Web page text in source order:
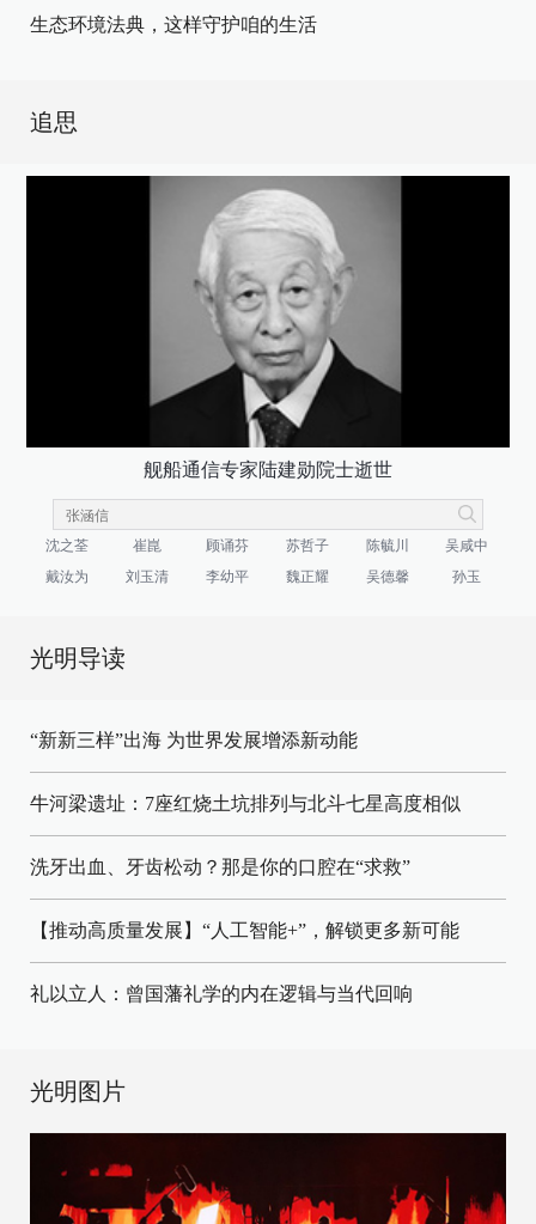
生态环境法典，这样守护咱的生活
追思
舰船通信专家陆建勋院士逝世
沈之荃 崔崑 顾诵芬 苏哲子 陈毓川
吴咸中
戴汝为
刘玉清 李幼平 魏正耀 吴德馨 孙玉
光明导读
“新新三样”出海 为世界发展增添新动能
牛河梁遗址：7座红烧土坑排列与北斗七星高度相似
洗牙出血、牙齿松动？那是你的口腔在“求救”
【推动高质量发展】“人工智能+”，解锁更多新可能
礼以立人：曾国藩礼学的内在逻辑与当代回响
光明图片